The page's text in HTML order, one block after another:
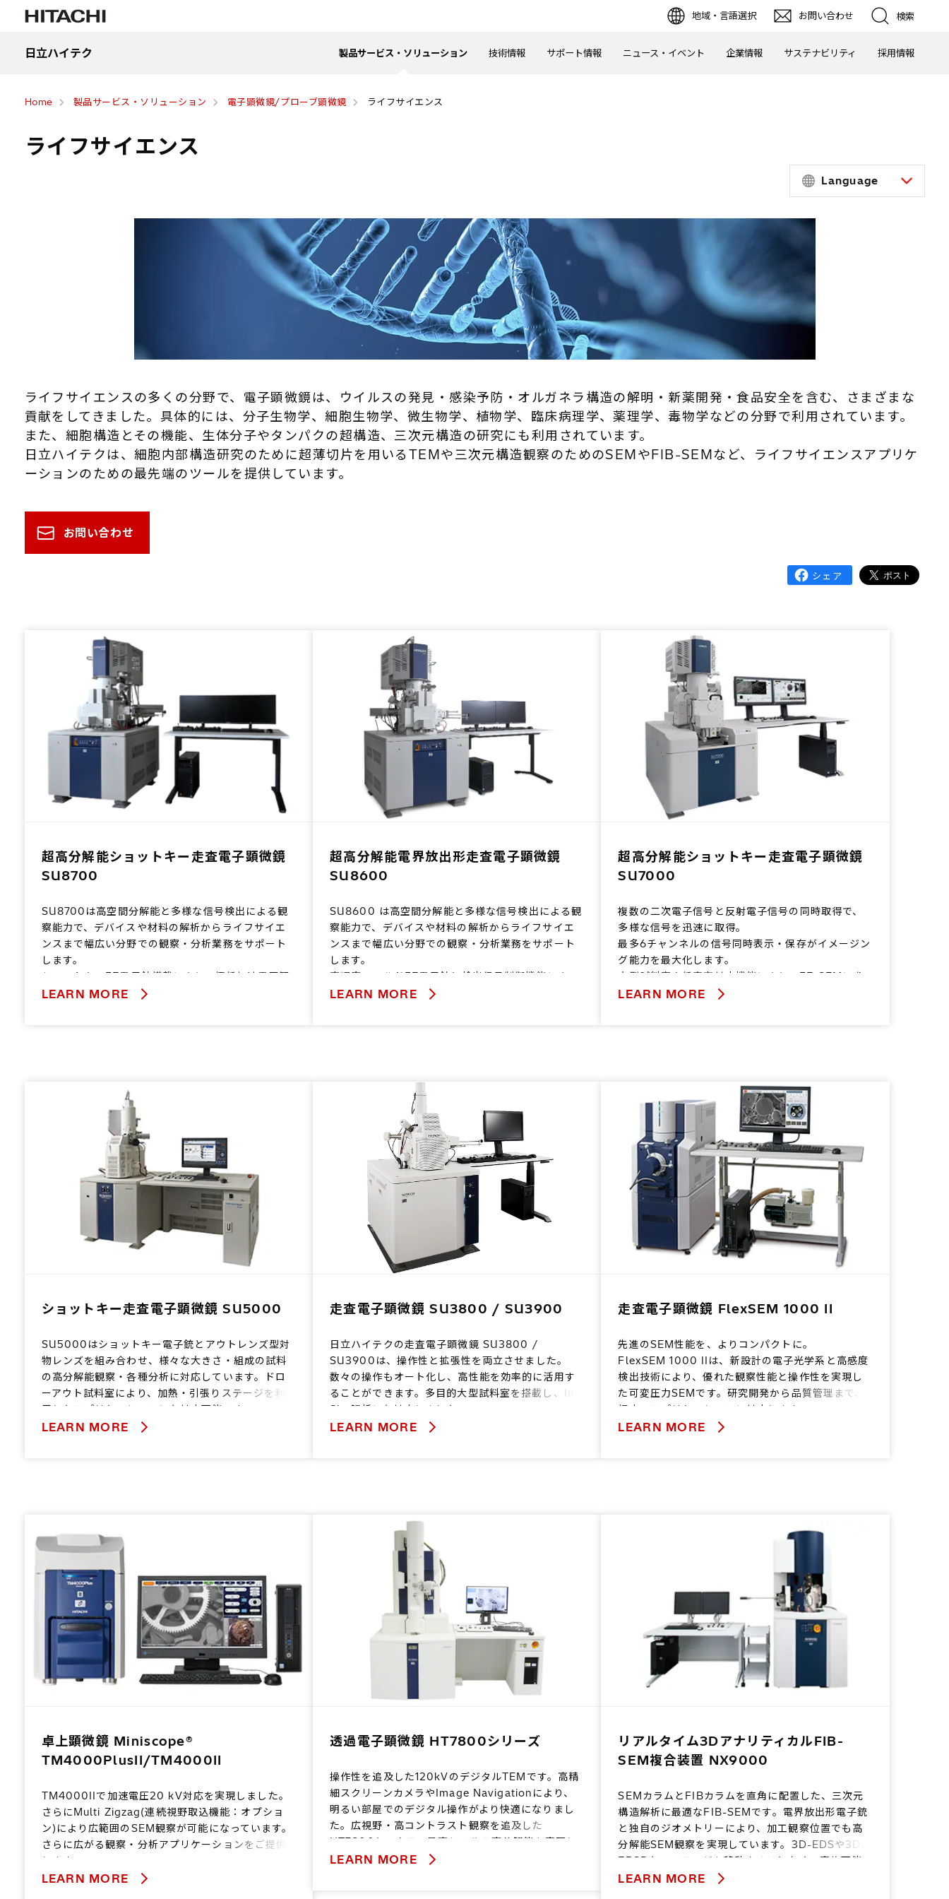
地域・言語選択 お問い合わせ 検索
日立ハイテク 製品サービス・ソリューション 技術情報 サポート情報 ニュース・イベント 企業情報 サステナビリティ 採用情報
Home 製品サービス・ソリューション 電子顕微鏡/プローブ顕微鏡 ライフサイエンス
ライフサイエンス
Language
ライフサイエンスの多くの分野で、電子顕微鏡は、ウイルスの発見・感染予防・オルガネラ構造の解明・新薬開発・食品安全を含む、さまざまな
貢献をしてきました。具体的には、分子生物学、細胞生物学、微生物学、植物学、臨床病理学、薬理学、毒物学などの分野で利用されています。
また、細胞構造とその機能、生体分子やタンパクの超構造、三次元構造の研究にも利用されています。
日立ハイテクは、細胞内部構造研究のために超薄切片を用いるTEMや三次元構造観察のためのSEMやFIB-SEMなど、ライフサイエンスアプリケ
ーションのための最先端のツールを提供しています。
お問い合わせ
超高分解能ショットキー走査電子顕微鏡
SU8700
SU8700は高空間分解能と多様な信号検出による観
察能力で、デバイスや材料の解析からライフサイエ
ンスまで幅広い分野での観察・分析業務をサポート
します。
ショットキーFE電子銃搭載により、極低加速電圧観
察から大照射電流を要する高速分析まで幅広い解析
LEARN MORE
超高分解能電界放出形走査電子顕微鏡
SU8600
SU8600 は高空間分解能と多様な信号検出による観
察能力で、デバイスや材料の解析からライフサイエ
ンスまで幅広い分野での観察・分析業務をサポート
します。
高輝度コールドFE電子銃と検出信号制御機能によ
り、高コントラスト像を高い分解能で提供します。
LEARN MORE
超高分解能ショットキー走査電子顕微鏡
SU7000
複数の二次電子信号と反射電子信号の同時取得で、
多様な信号を迅速に取得。
最多6チャンネルの信号同時表示・保存がイメージン
グ能力を最大化します。
大型試料室や低真空対応機能により、FE-SEMに求
められる多様な観察ニーズに応えます。
LEARN MORE
ショットキー走査電子顕微鏡 SU5000
SU5000はショットキー電子銃とアウトレンズ型対
物レンズを組み合わせ、様々な大きさ・組成の試料
の高分解能観察・各種分析に対応しています。ドロ
ーアウト試料室により、加熱・引張りステージを利
用したアプリケーションにも対応可能です。
また、あらゆるユーザーのSEM体験をサポートする
LEARN MORE
走査電子顕微鏡 SU3800 / SU3900
日立ハイテクの走査電子顕微鏡 SU3800 /
SU3900は、操作性と拡張性を両立させました。
数々の操作もオート化し、高性能を効率的に活用す
ることができます。多目的大型試料室を搭載し、In-
Situ解析にも対応しました。
LEARN MORE
走査電子顕微鏡 FlexSEM 1000 II
先進のSEM性能を、よりコンパクトに。
FlexSEM 1000 IIは、新設計の電子光学系と高感度
検出技術により、優れた観察性能と操作性を実現し
た可変圧力SEMです。研究開発から品質管理まで、
幅広いアプリケーションに対応します。
LEARN MORE
卓上顕微鏡 Miniscope®
TM4000PlusII/TM4000II
TM4000IIで加速電圧20 kV対応を実現しました。
さらにMulti Zigzag(連続視野取込機能：オプショ
ン)により広範囲のSEM観察が可能になっています。
さらに広がる観察・分析アプリケーションをご提供
します。
LEARN MORE
透過電子顕微鏡 HT7800シリーズ
操作性を追及した120kVのデジタルTEMです。高精
細スクリーンカメラやImage Navigationにより、
明るい部屋でのデジタル操作がより快適になりまし
た。広視野・高コントラスト観察を追及した
HT7800と、クラス最高レベルの高分解能を実現し
たHT7830をラインナップしています。
LEARN MORE
リアルタイム3DアナリティカルFIB-
SEM複合装置 NX9000
SEMカラムとFIBカラムを直角に配置した、三次元
構造解析に最適なFIB-SEMです。電界放出形電子銃
と独自のジオメトリーにより、加工観察位置でも高
分解能SEM観察を実現しています。3D-EDSや3D-
EBSDも、ステージを移動することなく、実施可能
です。マイクロサンプリングやトリプルビームを組
LEARN MORE